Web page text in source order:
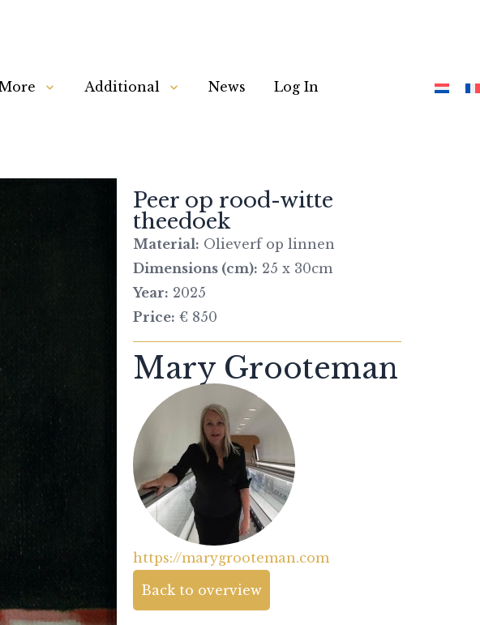
Additional News Log In
Peer op rood-witte
theedoek
Material: Olieverf op linnen
Dimensions (cm): 25 x 30cm
Year: 2025
Price: € 850
Mary Grooteman
https://marygrooteman.com
Back to overview